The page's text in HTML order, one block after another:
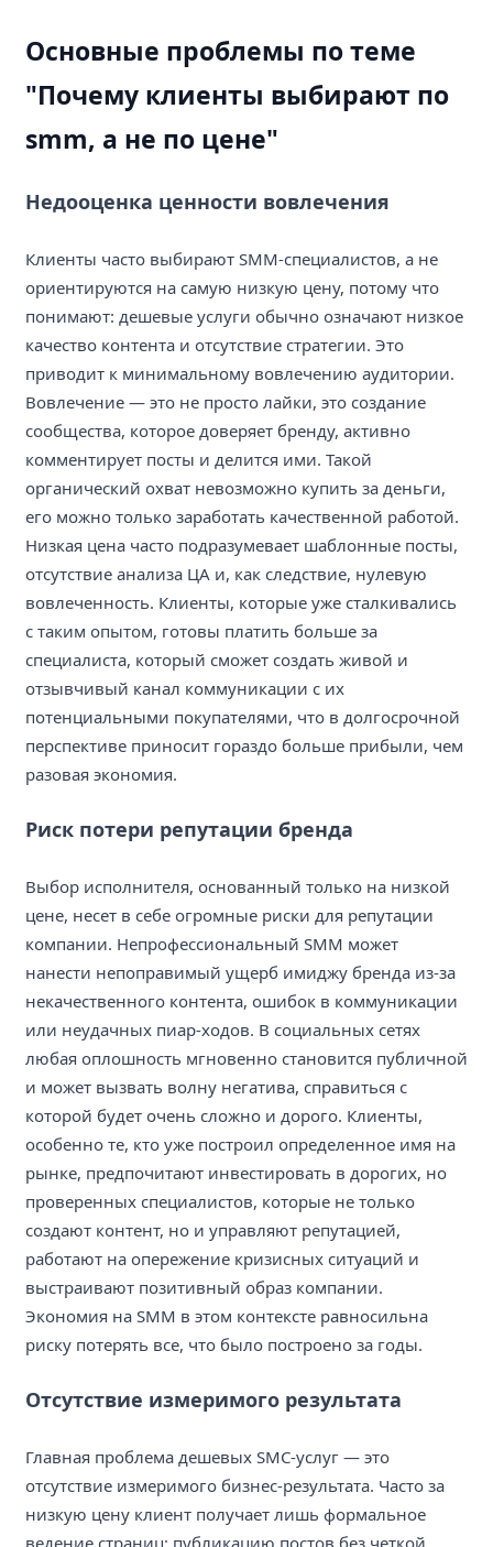
Основные проблемы по теме
"Почему клиенты выбирают по
smm, а не по цене"
Недооценка ценности вовлечения
Клиенты часто выбирают SMM-специалистов, а не
ориентируются на самую низкую цену, потому что
понимают: дешевые услуги обычно означают низкое
качество контента и отсутствие стратегии. Это
приводит к минимальному вовлечению аудитории.
Вовлечение — это не просто лайки, это создание
сообщества, которое доверяет бренду, активно
комментирует посты и делится ими. Такой
органический охват невозможно купить за деньги,
его можно только заработать качественной работой.
Низкая цена часто подразумевает шаблонные посты,
отсутствие анализа ЦА и, как следствие, нулевую
вовлеченность. Клиенты, которые уже сталкивались
с таким опытом, готовы платить больше за
специалиста, который сможет создать живой и
отзывчивый канал коммуникации с их
потенциальными покупателями, что в долгосрочной
перспективе приносит гораздо больше прибыли, чем
разовая экономия.
Риск потери репутации бренда
Выбор исполнителя, основанный только на низкой
цене, несет в себе огромные риски для репутации
компании. Непрофессиональный SMM может
нанести непоправимый ущерб имиджу бренда из-за
некачественного контента, ошибок в коммуникации
или неудачных пиар-ходов. В социальных сетях
любая оплошность мгновенно становится публичной
и может вызвать волну негатива, справиться с
которой будет очень сложно и дорого. Клиенты,
особенно те, кто уже построил определенное имя на
рынке, предпочитают инвестировать в дорогих, но
проверенных специалистов, которые не только
создают контент, но и управляют репутацией,
работают на опережение кризисных ситуаций и
выстраивают позитивный образ компании.
Экономия на SMM в этом контексте равносильна
риску потерять все, что было построено за годы.
Отсутствие измеримого результата
Главная проблема дешевых SMC-услуг — это
отсутствие измеримого бизнес-результата. Часто за
низкую цену клиент получает лишь формальное
ведение страниц: публикацию постов без четкой